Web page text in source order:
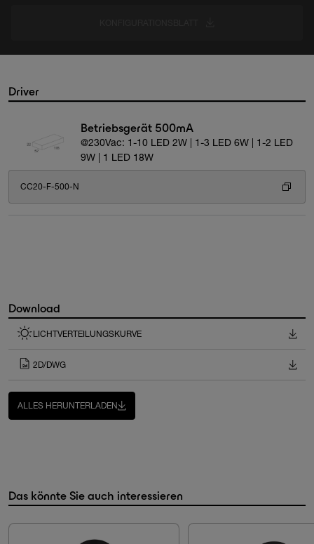
Driver
Betriebsgerät 500mA
@230Vac: 1-10 LED 2W | 1-3 LED 6W | 1-2 LED
9W | 1 LED 18W
CC20-F-500-N
Download
LICHTVERTEILUNGSKURVE
2D/DWG
ALLES HERUNTERLADEN
Das könnte Sie auch interessieren